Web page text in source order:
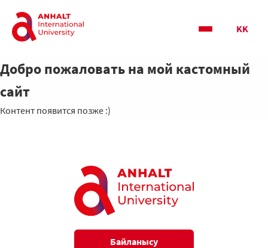
KK
Добро пожаловать на мой кастомный
сайт
Контент появится позже :)
Байланысу